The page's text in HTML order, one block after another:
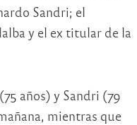
Sandri; el
y el ex titular de la
años) y Sandri (79
mientras que